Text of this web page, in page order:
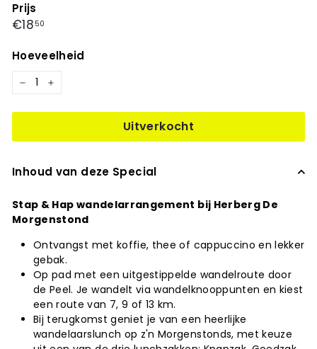
Prijs
Prijs
€18 50
Hoeveelheid
− +
Uitverkocht
Inhoud van deze Special
Stap & Hap wandelarrangement bij Herberg De
Morgenstond
Ontvangst met koffie, thee of cappuccino en lekker
gebak.
Op pad met een uitgestippelde wandelroute door
de Peel. Je wandelt via wandelknooppunten en kiest
een route van 7, 9 of 13 km.
Bij terugkomst geniet je van een heerlijke
wandelaarslunch op z'n Morgenstonds, met keuze